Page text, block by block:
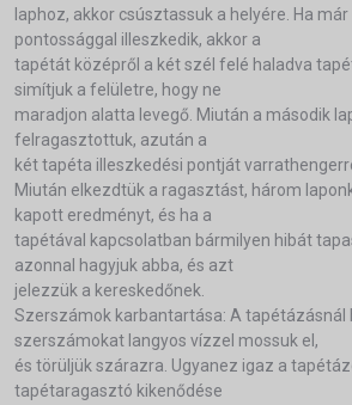
laphoz, akkor csúsztassuk a helyére. Ha
pontossággal illeszkedik, akkor a
tapétát középről a két szél felé haladva
simítjuk a felületre, hogy ne
maradjon alatta levegő. Miután a második
felragasztottuk, azután a
két tapéta illeszkedési pontját
Miután elkezdtük a ragasztást, három
kapott eredményt, és ha a
tapétával kapcsolatban bármilyen hibát
azonnal hagyjuk abba, és azt
jelezzük a kereskedőnek.
Szerszámok karbantartása: A tapétázásnál
szerszámokat langyos vízzel mossuk el,
és törüljük szárazra. Ugyanez igaz a
tapétaragasztó kikenődése